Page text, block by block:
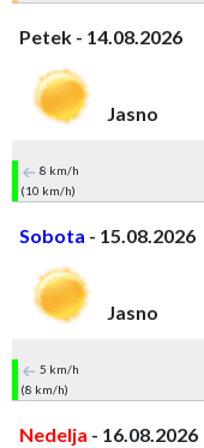
Petek - 14.08.2026
Jasno
8 km/h
(10 km/h)
Sobota - 15.08.2026
Jasno
5 km/h
(8 km/h)
Nedelja - 16.08.2026